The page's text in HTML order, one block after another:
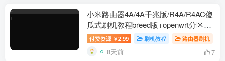
小米路由器4A/4A千兆版/R4A/R4AC傻
瓜式刷机教程breed版+openwrt分区版
支持V1V2+恢复原厂教程
付费资源 ￥2.99 刷机教程 路由器刷机
8天前 7